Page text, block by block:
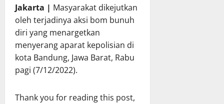
Jakarta | Masyarakat dikejutkan
oleh terjadinya aksi bom bunuh
diri yang menargetkan
menyerang aparat kepolisian di
kota Bandung, Jawa Barat, Rabu
pagi (7/12/2022).
Thank you for reading this post,